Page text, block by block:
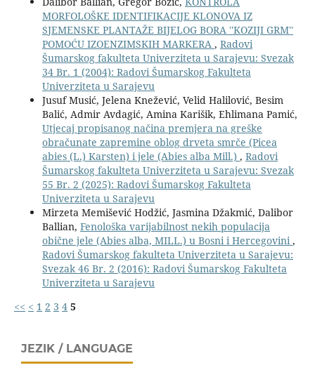
MORFOLOŠKE IDENTIFIKACIJE KLONOVA IZ
SJEMENSKE PLANTAŽE BIJELOG BORA ''KOZIJI GRM''
POMOĆU IZOENZIMSKIH MARKERA , Radovi
Šumarskog fakulteta Univerziteta u Sarajevu: Svezak
34 Br. 1 (2004): Radovi Šumarskog Fakulteta
Univerziteta u Sarajevu
Jusuf Musić, Jelena Knežević, Velid Halilović, Besim
Balić, Admir Avdagić, Amina Karišik, Ehlimana Pamić,
Utjecaj propisanog načina premjera na greške
obračunate zapremine oblog drveta smrče (Picea
abies (L.) Karsten) i jele (Abies alba Mill.) , Radovi
Šumarskog fakulteta Univerziteta u Sarajevu: Svezak
55 Br. 2 (2025): Radovi Šumarskog Fakulteta
Univerziteta u Sarajevu
Mirzeta Memišević Hodžić, Jasmina Džakmić, Dalibor
Ballian, Fenološka varijabilnost nekih populacija
obične jele (Abies alba, MILL.) u Bosni i Hercegovini,
Radovi Šumarskog fakulteta Univerziteta u Sarajevu:
Svezak 46 Br. 2 (2016): Radovi Šumarskog Fakulteta
Univerziteta u Sarajevu
<< < 1 2 3 4 5
JEZIK / LANGUAGE